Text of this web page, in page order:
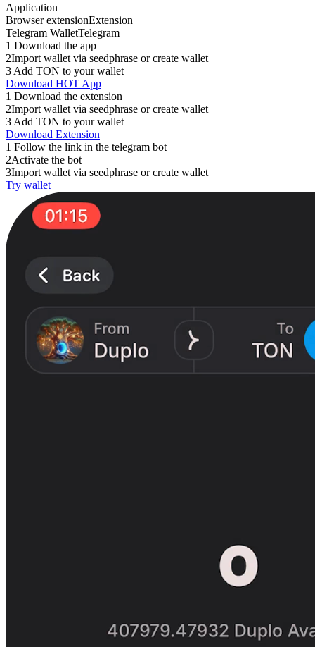
Application
Browser extensionExtension
Telegram WalletTelegram
1 Download the app
2Import wallet via seedphrase or create wallet
3 Add TON to your wallet
Download HOT App
1 Download the extension
2Import wallet via seedphrase or create wallet
3 Add TON to your wallet
Download Extension
1 Follow the link in the telegram bot
2Activate the bot
3Import wallet via seedphrase or create wallet
Try wallet